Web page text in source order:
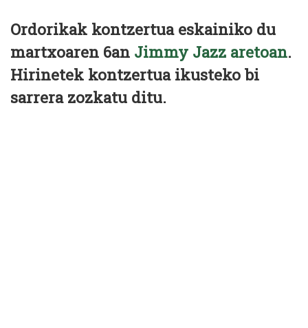
Ordorikak kontzertua eskainiko du
martxoaren 6an Jimmy Jazz aretoan.
Hirinetek kontzertua ikusteko bi
sarrerazozkatu ditu.